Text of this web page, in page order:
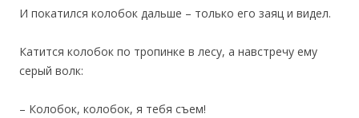
И покатился колобок дальше – только его заяц и видел.
Катится колобок по тропинке в лесу, а навстречу ему
серый волк:
– Колобок, колобок, я тебя съем!